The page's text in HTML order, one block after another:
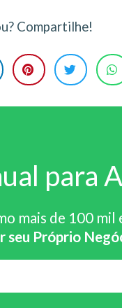
Compartilhe!
para
mais de 100
seu Próprio